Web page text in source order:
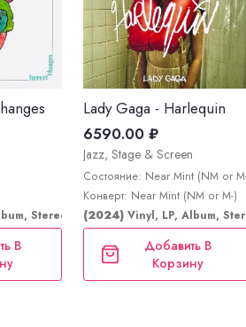
Stereo, Reissue
В
Lady Gaga - Harlequin
6590.00 ₽
Jazz, Stage & Screen
Состояние: Near Mint (NM or
Конверт: Near Mint (NM or M-)
(2024)Vinyl, LP, Album,
Добавить В
Корзину